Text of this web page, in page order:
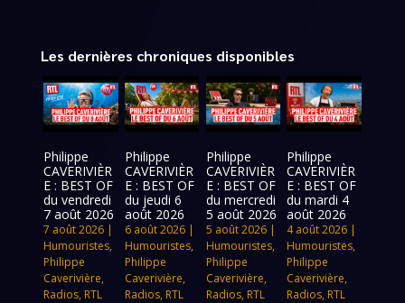
Les dernières chroniques disponibles
Philippe
CAVERIVIÈR
E : BEST OF
du vendredi
7 août 2026
7 août 2026 |
Humouristes,
Philippe
Caverivière,
Radios, RTL
Philippe
CAVERIVIÈR
E : BEST OF
du jeudi 6
août 2026
6 août 2026|
Humouristes,
Philippe
Caverivière,
Radios, RTL
Philippe
CAVERIVIÈR
E : BEST OF
du mercredi
5 août 2026
5 août 2026|
Humouristes,
Philippe
Caverivière,
Radios, RTL
Philippe
CAVERIVIÈR
E : BEST OF
du mardi 4
août 2026
4 août 2026 |
Humouristes,
Philippe
Caverivière,
Radios, RTL